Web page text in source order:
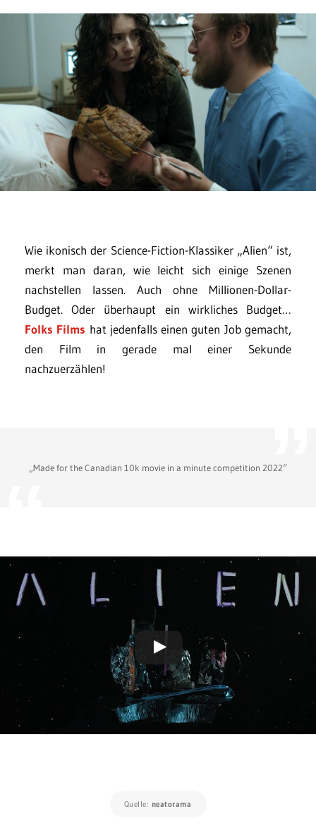
Wie ikonisch der Science-Fiction-Klassiker „Alien“ ist,
merkt man daran, wie leicht sich einige Szenen
nachstellen lassen. Auch ohne Millionen-Dollar-
Budget. Oder überhaupt ein wirkliches Budget…
Folks Films hat jedenfalls einen guten Job gemacht,
den Film in gerade mal einer Sekunde
nachzuerzählen!
„Made for the Canadian 10k movie in a minute competition 2022“
Quelle: neatorama